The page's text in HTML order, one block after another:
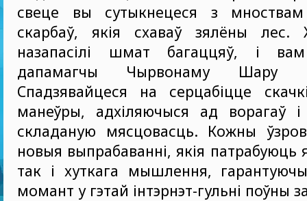
свеце вы сутыкнецеся з
скарбаў, якія схаваў зялёны
назапасілі шмат багаццяў, і
дапамагчы Чырвонаму Шару
Спадзявайцеся на серцабіцце
манеўры, адхіляючыся ад ворагаў
складаную мясцовасць. Кожны
новыя выпрабаванні, якія патрабуюць
так і хуткага мышлення,
момант у гэтай інтэрнэт-гульні поўны